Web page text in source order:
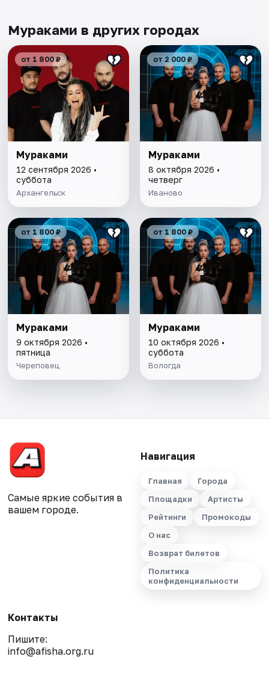
Мураками в других городах
от 1 800 ₽
Мураками
12 сентября 2026 •
суббота
Архангельск
от 2 000 ₽
Мураками
8 октября 2026 •
четверг
Иваново
от 1 800 ₽
Мураками
9 октября 2026 •
пятница
Череповец
от 1 800 ₽
Мураками
10 октября 2026 •
суббота
Вологда
Самые яркие события в
вашем городе.
Навигация
Главная
Города
Площадки
Артисты
Рейтинги
Промокоды
О нас
Возврат билетов
Политика
конфиденциальности
Контакты
Пишите:
info@afisha.org.ru